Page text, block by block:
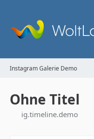
Instagram Galerie Demo
Ohne Titel
ig.timeline.demo